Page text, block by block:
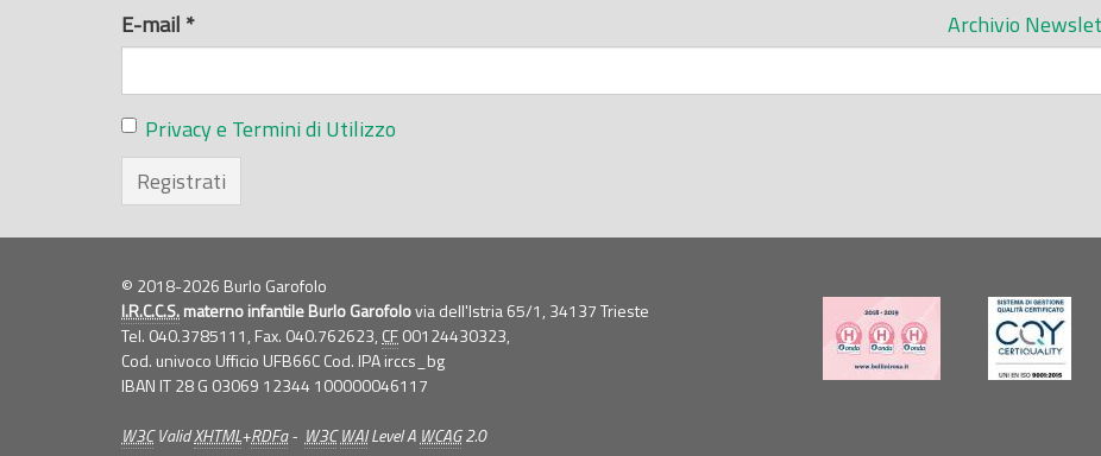
Archivio
E-mail *
Privacy e Termini di Utilizzo
Registrati
© 2018-2026 Burlo Garofolo
I.R.C.C.S.materno infantile Burlo Garofolovia dell'Istria 65/1, 34137 Trieste
Tel. 040.3785111, Fax. 040.762623, CF00124430323,
Cod. univoco Ufficio UFB66C Cod. IPA irccs_bg
IBAN IT 28 G 03069 12344 100000046117
W3CValidXHTML+RDFa- W3C WAILevel A WCAG2.0